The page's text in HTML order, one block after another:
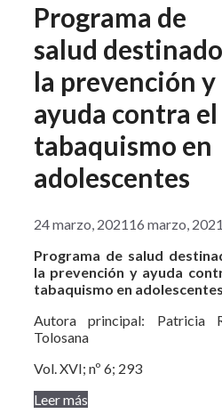
Programa de
salud
la prevención y
ayuda contra el
tabaquismo en
adolescentes
24 marzo, 202116 marzo, 2021
Programa de salud
la prevención y ayuda
tabaquismo en adolescentes
Autora principal: Patricia
Tolosana
Vol. XVI; nº 6; 293
Leer más